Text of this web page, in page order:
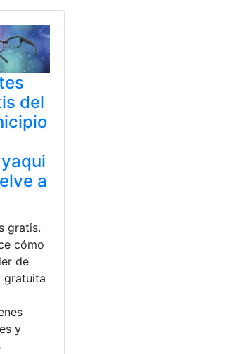
del
a
gratis.
cómo
de
gratuita
y